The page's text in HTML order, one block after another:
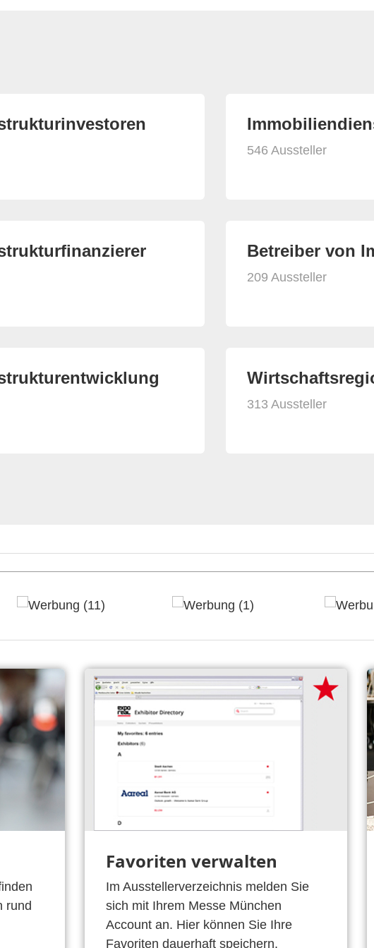
546 Aussteller
Betreiber von
209 Aussteller
313 Aussteller
rund
Favoriten verwalten
Im Ausstellerverzeichnis melden Sie
sich mit Ihrem Messe München
Account an. Hier können Sie Ihre
Favoriten dauerhaft speichern.